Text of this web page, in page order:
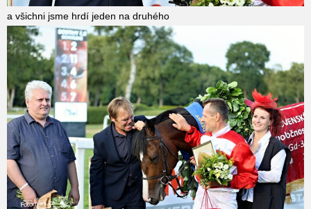
a všichni jsme hrdí jeden na druhého